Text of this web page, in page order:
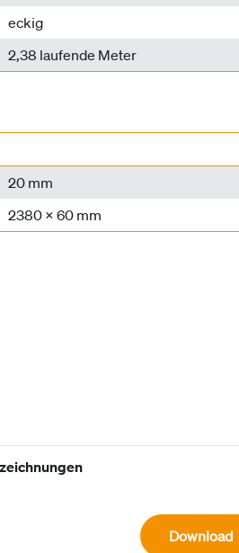
eckig
2,38 laufende Meter
20 mm
2380 x 60 mm
Download